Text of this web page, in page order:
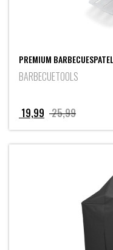
PREMIUM BARBECUESPATEL
BARBECUETOOLS
25,99
prijs
was:
19,99
Huidige
prijs
is: